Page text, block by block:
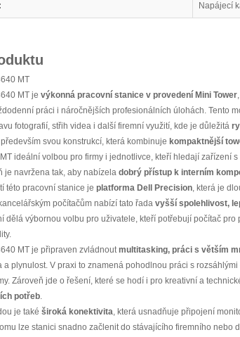
Napájecí
MT
MT je výkonná pracovní stanice v provedení Mini Tower
práci i náročnějších profesionálních úlohách. Tento
fotografií, střih videa i další firemní využití, kde je důležitá
svou konstrukcí, která kombinuje kompaktnější
ideální volbou pro firmy i jednotlivce, kteří hledají
je navržena tak, aby nabízela dobrý přístup k interním
této pracovní stanice je platforma Dell Precision, která je
počítačům nabízí tato řada vyšší spolehlivost,
dělá výbornou volbu pro uživatele, kteří potřebují počítač
MT je připraven zvládnoutmultitasking, práci s větším
a plynulost. V praxi to znamená pohodlnou práci s
Zároveň jde o řešení, které se hodí i pro kreativní a
potřeb.
je také široká konektivita, která usnadňuje připojení
lze stanici snadno začlenit do stávajícího firemního